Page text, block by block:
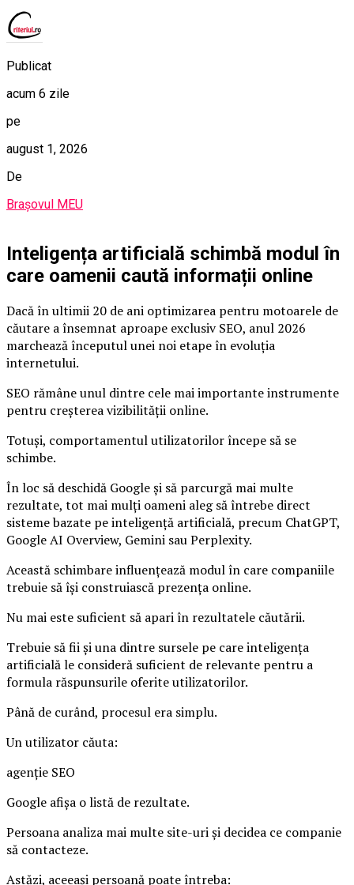
Publicat
acum 6 zile
pe
august 1, 2026
De
Brașovul MEU
Inteligența artificială schimbă modul în
care oamenii caută informații online
Dacă în ultimii 20 de ani optimizarea pentru motoarele de
căutare a însemnat aproape exclusiv SEO, anul 2026
marchează începutul unei noi etape în evoluția
internetului.
SEO rămâne unul dintre cele mai importante instrumente
pentru creșterea vizibilității online.
Totuși, comportamentul utilizatorilor începe să se
schimbe.
În loc să deschidă Google și să parcurgă mai multe
rezultate, tot mai mulți oameni aleg să întrebe direct
sisteme bazate pe inteligență artificială, precum ChatGPT,
Google AI Overview, Gemini sau Perplexity.
Această schimbare influențează modul în care companiile
trebuie să își construiască prezența online.
Nu mai este suficient să apari în rezultatele căutării.
Trebuie să fii și una dintre sursele pe care inteligența
artificială le consideră suficient de relevante pentru a
formula răspunsurile oferite utilizatorilor.
Până de curând, procesul era simplu.
Un utilizator căuta:
agenție SEO
Google afișa o listă de rezultate.
Persoana analiza mai multe site-uri și decidea ce companie
să contacteze.
Astăzi, aceeași persoană poate întreba: